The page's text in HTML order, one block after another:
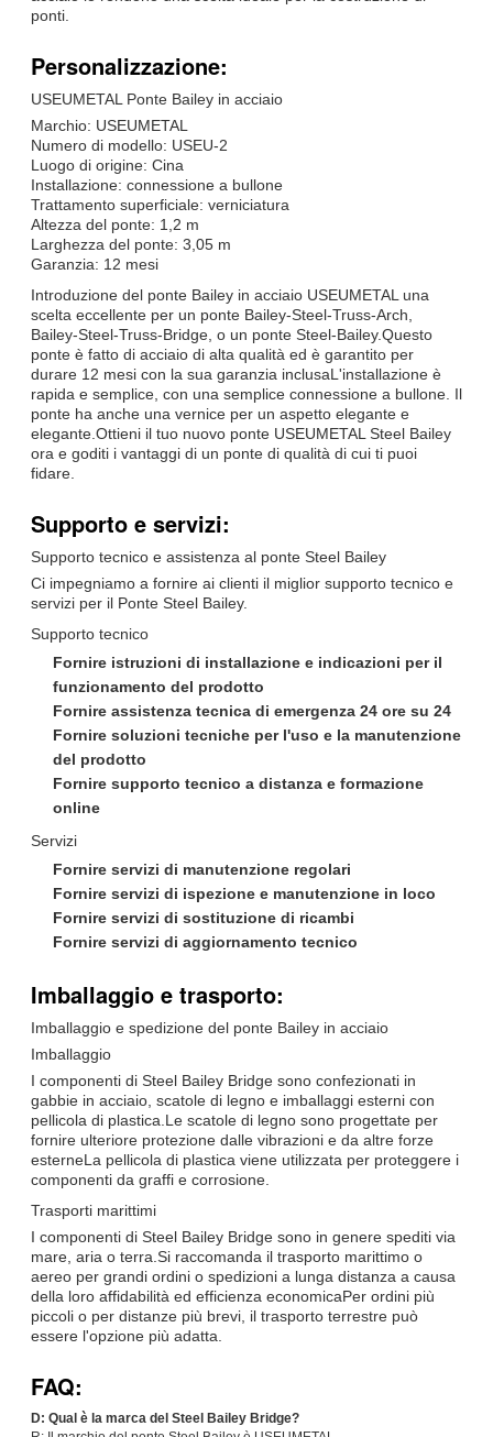
ponti.
Personalizzazione:
USEUMETAL Ponte Bailey in acciaio
Marchio: USEUMETAL
Numero di modello: USEU-2
Luogo di origine: Cina
Installazione: connessione a bullone
Trattamento superficiale: verniciatura
Altezza del ponte: 1,2 m
Larghezza del ponte: 3,05 m
Garanzia: 12 mesi
Introduzione del ponte Bailey in acciaio USEUMETAL una
scelta eccellente per un ponte Bailey-Steel-Truss-Arch,
Bailey-Steel-Truss-Bridge, o un ponte Steel-Bailey.Questo
ponte è fatto di acciaio di alta qualità ed è garantito per
durare 12 mesi con la sua garanzia inclusaL'installazione è
rapida e semplice, con una semplice connessione a bullone. Il
ponte ha anche una vernice per un aspetto elegante e
elegante.Ottieni il tuo nuovo ponte USEUMETAL Steel Bailey
ora e goditi i vantaggi di un ponte di qualità di cui ti puoi
fidare.
Supporto e servizi:
Supporto tecnico e assistenza al ponte Steel Bailey
Ci impegniamo a fornire ai clienti il miglior supporto tecnico e
servizi per il Ponte Steel Bailey.
Supporto tecnico
Fornire istruzioni di installazione e indicazioni per il
funzionamento del prodotto
Fornire assistenza tecnica di emergenza 24 ore su 24
Fornire soluzioni tecniche per l'uso e la manutenzione
del prodotto
Fornire supporto tecnico a distanza e formazione
online
Servizi
Fornire servizi di manutenzione regolari
Fornire servizi di ispezione e manutenzione in loco
Fornire servizi di sostituzione di ricambi
Fornire servizi di aggiornamento tecnico
Imballaggio e trasporto:
Imballaggio e spedizione del ponte Bailey in acciaio
Imballaggio
I componenti di Steel Bailey Bridge sono confezionati in
gabbie in acciaio, scatole di legno e imballaggi esterni con
pellicola di plastica.Le scatole di legno sono progettate per
fornire ulteriore protezione dalle vibrazioni e da altre forze
esterneLa pellicola di plastica viene utilizzata per proteggere i
componenti da graffi e corrosione.
Trasporti marittimi
I componenti di Steel Bailey Bridge sono in genere spediti via
mare, aria o terra.Si raccomanda il trasporto marittimo o
aereo per grandi ordini o spedizioni a lunga distanza a causa
della loro affidabilità ed efficienza economicaPer ordini più
piccoli o per distanze più brevi, il trasporto terrestre può
essere l'opzione più adatta.
FAQ:
D: Qual è la marca del Steel Bailey Bridge?